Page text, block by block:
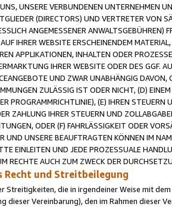
UNSERE VERBUNDENEN UNTERNEHMEN
(DIRECTORS) UND VERTRETER VON
ANGEMESSENER
IHRER WEBSITE ERSCHEINENDEM
APPLIKATIONEN, INHALTEN ODER
IHRER WEBSITE ODER DES GGF.
UND ZWAR UNABHÄNGIG
ZULÄSSIG IST ODER NICHT, (D)
PROGRAMMRICHTLINIE), (E) IHREN
ZAHLUNG IHRER STEUERN UND
ODER (F) FAHRLÄSSIGKEIT ODER
UND UNSERE BEAUFTRAGTEN KÖNNEN IM
EINLEITEN UND JEDE PROZESSUALE
RECHTE AUCH ZUM ZWECK DER
Recht und Streitbeilegung
Streitigkeiten, die in irgendeiner Weise mit
dieser Vereinbarung), den im Rahmen dieser